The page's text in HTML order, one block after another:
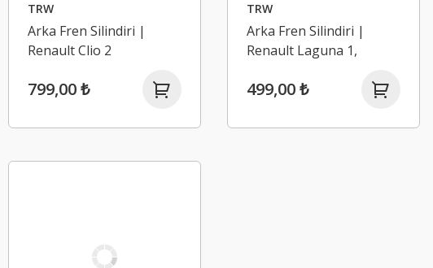
TRW
Arka Fren Silindiri |
Renault Clio 2
799,00 ₺
TRW
Arka Fren Silindiri |
Renault Laguna 1,
499,00 ₺